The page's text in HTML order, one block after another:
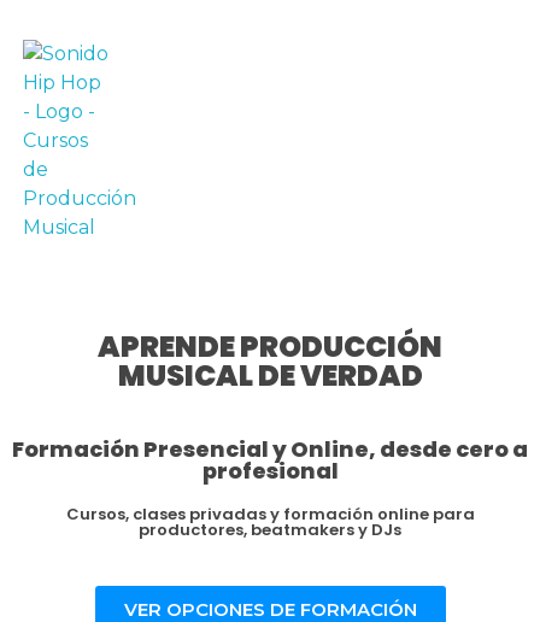
APRENDE PRODUCCIÓN
MUSICAL DE VERDAD
Formación Presencial y Online, desde cero a
profesional
Cursos, clases privadas y formación online para
productores, beatmakers y DJs
VER OPCIONES DE FORMACIÓN